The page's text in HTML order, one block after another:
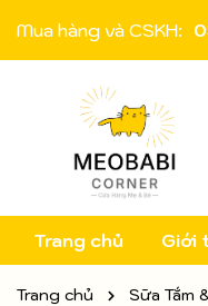
Mua hàng và CSKH:
Trang chủ Giới
Trang chủ Sữa Tắm